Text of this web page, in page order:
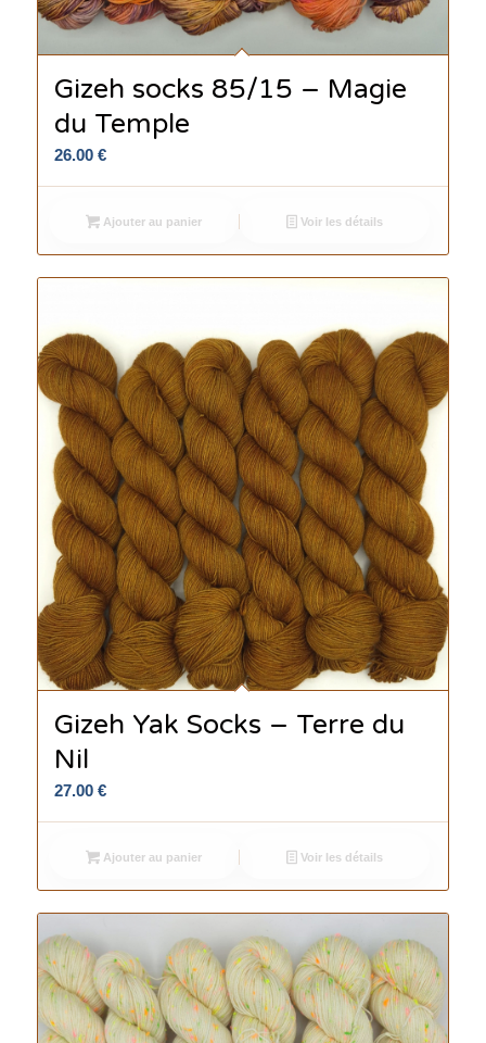
Gizeh socks 85/15 – Magie
du Temple
26.00 €
Ajouter au panier Voir les détails
Gizeh Yak Socks – Terre du
Nil
27.00 €
Ajouter au panier Voir les détails